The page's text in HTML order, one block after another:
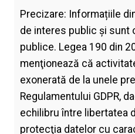
Precizare: Informațiile
de interes public și sunt
publice. Legea 190 din
menţionează că
exonerată de la unele
Regulamentului GDPR,
echilibru între libertatea
protecţia datelor cu